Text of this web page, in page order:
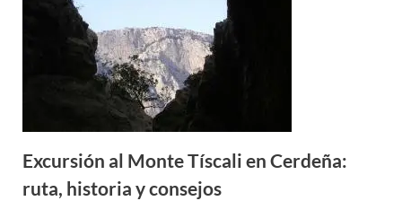
Excursión al Monte Tíscali en Cerdeña:
ruta, historia y consejos